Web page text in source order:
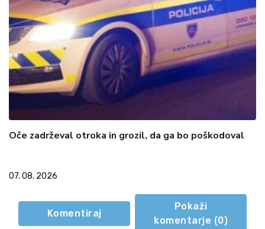
Oče zadrževal otroka in grozil, da ga bo poškodoval
07. 08. 2026
Komentiraj
Pokaži
komentarje (0)